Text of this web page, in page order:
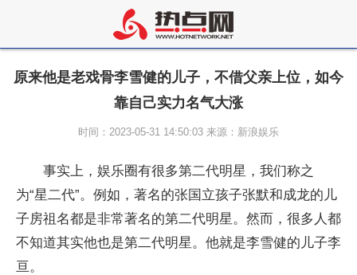
原来他是老戏骨李雪健的儿子，不借父亲上位，如今
靠自己实力名气大涨
时间：2023-05-31 14:50:03 来源：新浪娱乐
事实上，娱乐圈有很多第二代明星，我们称之
为“星二代”。例如，著名的张国立孩子张默和成龙的儿
子房祖名都是非常著名的第二代明星。然而，很多人都
不知道其实他也是第二代明星。他就是李雪健的儿子李
亘。